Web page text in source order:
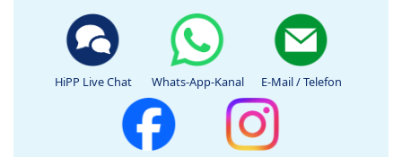
HiPP Live Chat Whats-App-Kanal E-Mail / Telefon